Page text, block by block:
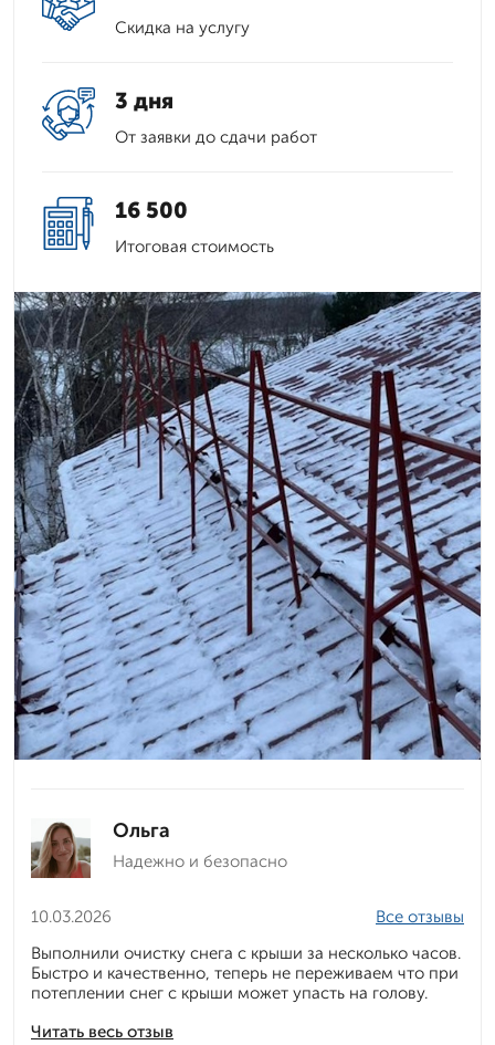
Скидка на услугу
3 дня
От заявки до сдачи работ
16 500
Итоговая стоимость
Ольга
Надежно и безопасно
10.03.2026
Читать весь отзыв
Все отзывы
Выполнили очистку снега с крыши за несколько часов.
Быстро и качественно, теперь не переживаем что при
потеплении снег с крыши может упасть на голову.